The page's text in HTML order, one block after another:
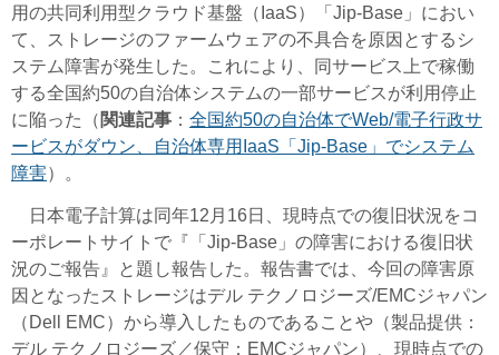
用の共同利用型クラウド基盤（IaaS）「Jip-Base」におい
て、ストレージのファームウェアの不具合を原因とするシ
ステム障害が発生した。これにより、同サービス上で稼働
する全国約50の自治体システムの一部サービスが利用停止
に陥った（ 関連記事 ： 全国約50の自治体でWeb/電子行政サ
ービスがダウン、自治体専用IaaS「Jip-Base」でシステム
障害）。
日本電子計算は同年12月16日、現時点での復旧状況をコ
ーポレートサイトで『「Jip-Base」の障害における復旧状
況のご報告』と題し報告した。報告書では、今回の障害原
因となったストレージはデル テクノロジーズ/EMCジャパン
（Dell EMC）から導入したものであることや（製品提供：
デル テクノロジーズ／保守：EMCジャパン）、現時点での